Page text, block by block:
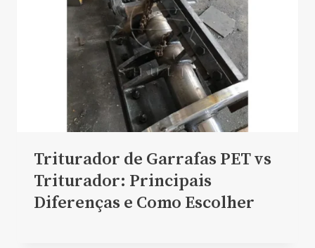
Triturador de Garrafas PET vs
Triturador: Principais
Diferenças e Como Escolher